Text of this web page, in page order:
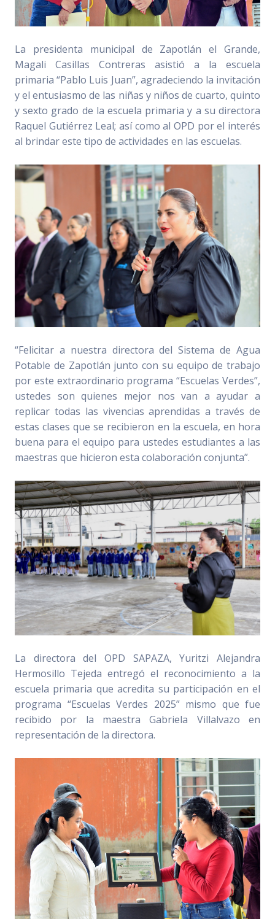
La presidenta municipal de Zapotlán el Grande,
Magali Casillas Contreras asistió a la escuela
primaria “Pablo Luis Juan”, agradeciendo la invitación
y el entusiasmo de las niñas y niños de cuarto, quinto
y sexto grado de la escuela primaria y a su directora
Raquel Gutiérrez Leal; así como al OPD por el interés
al brindar este tipo de actividades en las escuelas.
“Felicitar a nuestra directora del Sistema de Agua
Potable de Zapotlán junto con su equipo de trabajo
por este extraordinario programa “Escuelas Verdes”,
ustedes son quienes mejor nos van a ayudar a
replicar todas las vivencias aprendidas a través de
estas clases que se recibieron en la escuela, en hora
buena para el equipo para ustedes estudiantes a las
maestras que hicieron esta colaboración conjunta”.
La directora del OPD SAPAZA, Yuritzi Alejandra
Hermosillo Tejeda entregó el reconocimiento a la
escuela primaria que acredita su participación en el
programa “Escuelas Verdes 2025” mismo que fue
recibido por la maestra Gabriela Villalvazo en
representación de la directora.